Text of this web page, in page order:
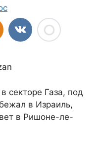
секторе Газа, под
в Израиль,
в Ришоне-ле-